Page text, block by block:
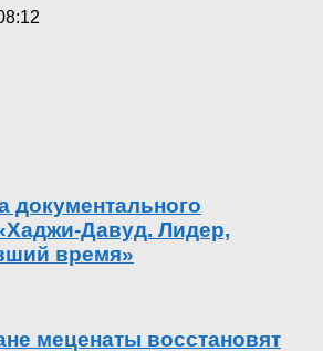
документального
Давуд. Лидер,
время»
меценаты восстановят